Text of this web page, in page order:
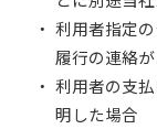
利用者指定
履行の連絡
利用者の支
明した場合